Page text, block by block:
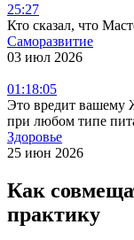
25:27
Кто сказал, что
Саморазвитие
03 июл 2026
01:18:05
Это вредит вашему
при любом типе
Здоровье
25 июн 2026
Как
практику